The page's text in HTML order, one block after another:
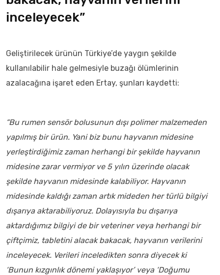
inceleyecek”
Geliştirilecek ürünün Türkiye’de yaygın şekilde
kullanılabilir hale gelmesiyle buzağı ölümlerinin
azalacağına işaret eden Ertay, şunları kaydetti:
“Bu rumen sensör bolusunun dışı polimer malzemeden
yapılmış bir ürün. Yani biz bunu hayvanın midesine
yerleştirdiğimiz zaman herhangi bir şekilde hayvanın
midesine zarar vermiyor ve 5 yılın üzerinde olacak
şekilde hayvanın midesinde kalabiliyor. Hayvanın
midesinde kaldığı zaman artık mideden her türlü bilgiyi
dışarıya aktarabiliyoruz. Dolayısıyla bu dışarıya
aktardığımız bilgiyi de bir veteriner veya herhangi bir
çiftçimiz, tabletini alacak bakacak, hayvanın verilerini
inceleyecek. Verileri inceledikten sonra diyecek ki
‘Bunun kızgınlık dönemi yaklaşıyor’ veya ‘Doğumu